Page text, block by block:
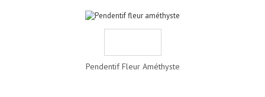
Pendentif Fleur Améthyste